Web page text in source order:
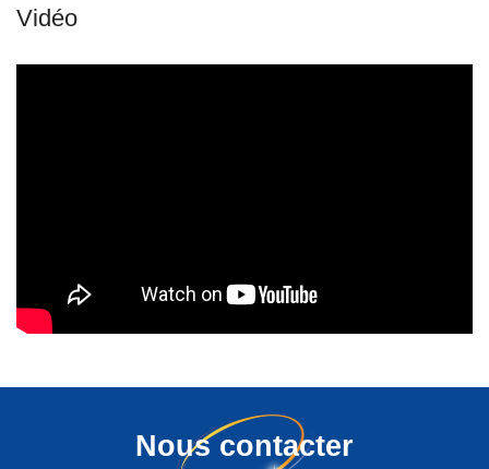
Nous contacter